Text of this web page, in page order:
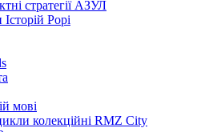
стратегії АЗУЛ
Рорі
мові
колекційні RMZ City